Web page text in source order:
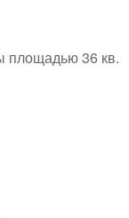
площадью 36 кв.